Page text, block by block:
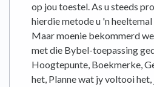
op jou toestel. As u steeds
hierdie metode u 'n
Maar moenie bekommerd
met die Bybel-toepassing
Hoogtepunte, Boekmerke,
het, Planne wat jy voltooi